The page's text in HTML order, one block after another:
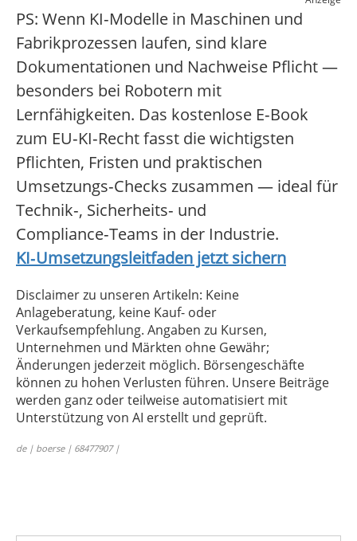
PS: Wenn KI‑Modelle in Maschinen und
Fabrikprozessen laufen, sind klare
Dokumentationen und Nachweise Pflicht —
besonders bei Robotern mit
Lernfähigkeiten. Das kostenlose E‑Book
zum EU‑KI‑Recht fasst die wichtigsten
Pflichten, Fristen und praktischen
Umsetzungs‑Checks zusammen — ideal für
Technik‑, Sicherheits‑ und
Compliance‑Teams in der Industrie.
KI‑Umsetzungsleitfaden jetzt sichern
Disclaimer zu unseren Artikeln: Keine
Anlageberatung, keine Kauf- oder
Verkaufsempfehlung. Angaben zu Kursen,
Unternehmen und Märkten ohne Gewähr;
Änderungen jederzeit möglich. Börsengeschäfte
können zu hohen Verlusten führen. Unsere Beiträge
werden ganz oder teilweise automatisiert mit
Unterstützung von AI erstellt und geprüft.
de | boerse | 68477907 |